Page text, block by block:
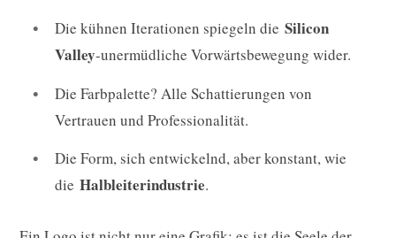
Die kühnen Iterationen spiegeln die Silicon
Valley-unermüdliche Vorwärtsbewegung wider.
Die Farbpalette? Alle Schattierungen von
Vertrauen und Professionalität.
Die Form, sich entwickelnd, aber konstant, wie
die Halbleiterindustrie.